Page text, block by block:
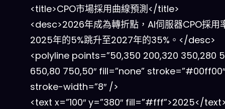
<title>CPO市場採用曲線預測</title>
<desc>2026年成為轉折點，AI伺服器CPO採用
2025年的5%跳升至2027年的35%。</desc>
<polyline points=”50,350 200,320 350,280
650,80 750,50″ fill=”none” stroke=”#00ff00″
stroke-width=”8″ />
<text x=”100″ y=”380″ fill=”#fff”>2025</